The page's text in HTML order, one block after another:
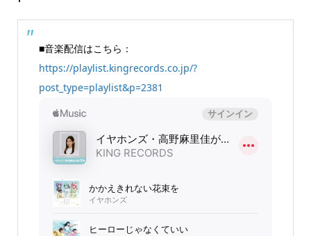
■音楽配信はこちら：
https://playlist.kingrecords.co.jp/?
post_type=playlist&p=2381